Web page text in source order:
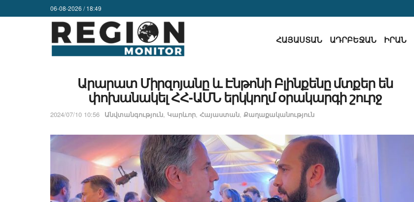
06-08-2026 / 18:49
ՀԱՅԱՍՏԱՆ ԱԴՐԲԵՋԱՆ ԻՐԱՆ
Արարատ Միրզոյանը և Էնթոնի Բլինքենը մտքեր են
փոխանակել ՀՀ-ԱՄՆ երկկողմ օրակարգի շուրջ
2024/07/10 10:56 Անվտանգություն, Կարևոր, Հայաստան, Քաղաքականություն